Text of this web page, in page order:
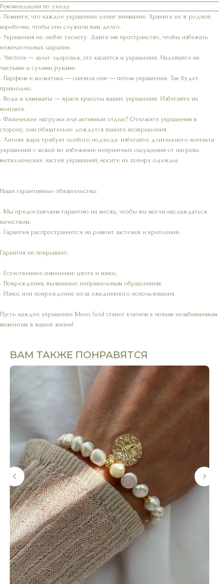
Рекомендации по уходу
• Помните, что каждое украшение ценит внимание. Храните их в родной
коробочке, чтобы они служили вам долго.
• Украшения не любят тесноту. Дайте им пространство, чтобы избежать
нежелательных царапин.
• Чистота — залог здоровья, это касается и украшений. Надевайте их
чистыми и сухими руками.
• Парфюм и косметика — сначала они — потом украшения. Так будет
правильно.
• Вода и химикаты — враги красоты ваших украшений. Избегайте их
контакта.
• Физические нагрузки или активный отдых? Отложите украшения в
сторону, они обязательно дождутся вашего возвращения.
• Летняя жара требует особого подхода: избегайте длительного контакта
украшений с кожей во избежание неприятных ощущений от нагрева
металлических частей украшений, носите их поверх одежды.
Наши гарантийные обязательства:
• Мы предоставляем гарантию на месяц, чтобы вы могли наслаждаться
качеством.
• Гарантия распространяется на ремонт застежек и креплений.
Гарантия не покрывает:
• Естественное изменение цвета и износ.
• Повреждения, вызванные неправильным обращением.
• Износ или повреждение из-за ежедневного использования.
Пусть каждое украшение Moon Soul станет ключом к новым незабываемым
моментам в вашей жизни!
ВАМ ТАКЖЕ ПОНРАВЯТСЯ